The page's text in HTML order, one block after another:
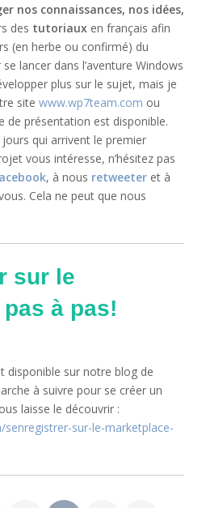
nos connaissances, nos idées,
des tutoriaux en français afin
(en herbe ou confirmé) du
lancer dans l’aventure Windows
plus sur le sujet, mais je
site www.wp7team.com ou
de présentation est disponible.
jours qui arrivent le premier
vous intéresse, n’hésitez pas
, à nous retweeter et à
Cela ne peut que nous
sur le
à pas!
disponible sur notre blog de
à suivre pour se créer un
laisse le découvrir :
sur-le-marketplace-